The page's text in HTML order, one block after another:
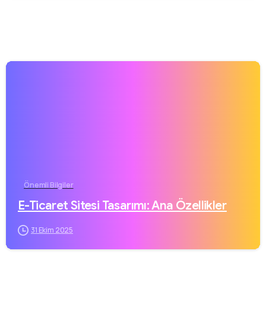
Önemli Bilgiler
E-Ticaret Sitesi Tasarımı: Ana Özellikler
31 Ekim 2025